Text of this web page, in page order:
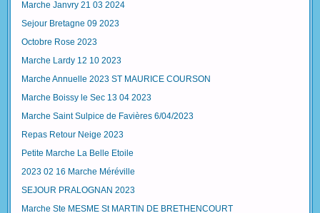
Marche Janvry 21 03 2024
Sejour Bretagne 09 2023
Octobre Rose 2023
Marche Lardy 12 10 2023
Marche Annuelle 2023 ST MAURICE COURSON
Marche Boissy le Sec 13 04 2023
Marche Saint Sulpice de Favières 6/04/2023
Repas Retour Neige 2023
Petite Marche La Belle Etoile
2023 02 16 Marche Méréville
SEJOUR PRALOGNAN 2023
Marche Ste MESME St MARTIN DE BRETHENCOURT